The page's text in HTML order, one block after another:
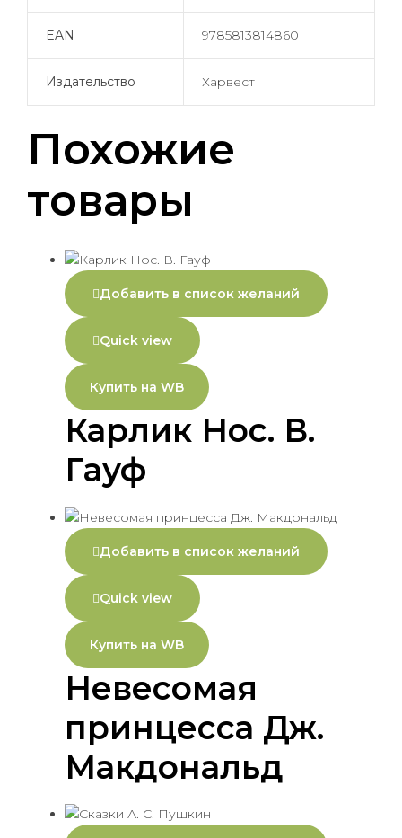
EAN 9785813814860
Издательство Харвест
Похожие
товары
Добавить в список желаний
Quick view
Купить на WB
Карлик Нос. В.
Гауф
Добавить в список желаний
Quick view
Купить на WB
Невесомая
принцесса Дж.
Макдональд